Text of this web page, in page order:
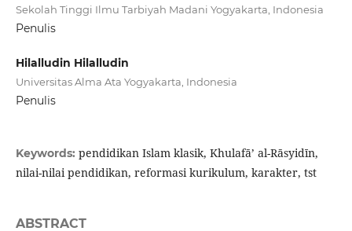
Sekolah Tinggi Ilmu Tarbiyah Madani Yogyakarta, Indonesia
Penulis
Hilalludin Hilalludin
Universitas Alma Ata Yogyakarta, Indonesia
Penulis
Keywords: pendidikan Islam klasik, Khulafā’ al-Rāsyidīn,
nilai-nilai pendidikan, reformasi kurikulum, karakter, tst
ABSTRACT